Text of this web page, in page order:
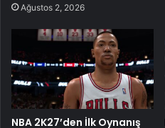
Ağustos 2, 2026
NBA 2K27’den İlk Oynanış